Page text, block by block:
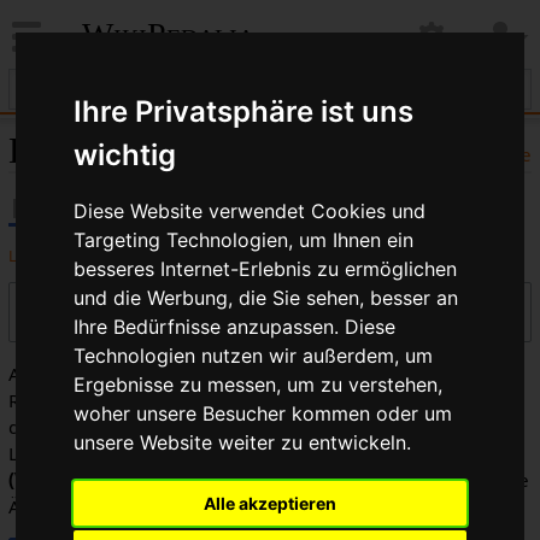
Ihre Privatsphäre ist uns
wichtig
Diese Website verwendet Cookies und
Targeting Technologien, um Ihnen ein
besseres Internet-Erlebnis zu ermöglichen
und die Werbung, die Sie sehen, besser an
Ihre Bedürfnisse anzupassen. Diese
Technologien nutzen wir außerdem, um
Ergebnisse zu messen, um zu verstehen,
woher unsere Besucher kommen oder um
unsere Website weiter zu entwickeln.
Alle akzeptieren
WikiPedalia
Hilfe
Drops: Versionsgeschichte
Logbücher dieser Seite anzeigen
Versionen filtern
Auswahl des Versionsunterschieds: Markiere die
Radiobuttons der zu vergleichenden Versionen und drücke
die Eingabetaste oder die Schaltfläche am unteren Rand.
Legende:(Aktuell)= Unterschied zur aktuellen Version,
(Vorherige)= Unterschied zur vorherigen Version,K= Kleine
Änderung